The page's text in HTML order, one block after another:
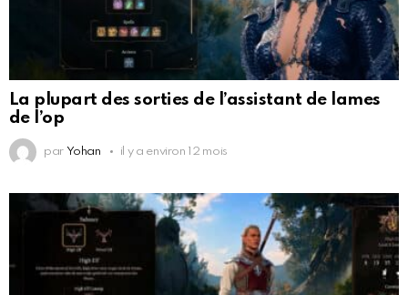
La plupart des sorties de l’assistant de lames
de l’op
par Yohan il y a environ 12 mois